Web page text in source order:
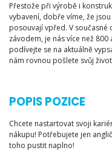
Přestože při výrobě i
vybavení, dobře víme, že
posouvají vpřed. V
závodem, je nás více než
podívejte se na aktuálně
nám rovnou pošlete svůj
POPIS POZICE
Chcete nastartovat svoji
nákupu! Potřebujete jen
toho pustit naplno!